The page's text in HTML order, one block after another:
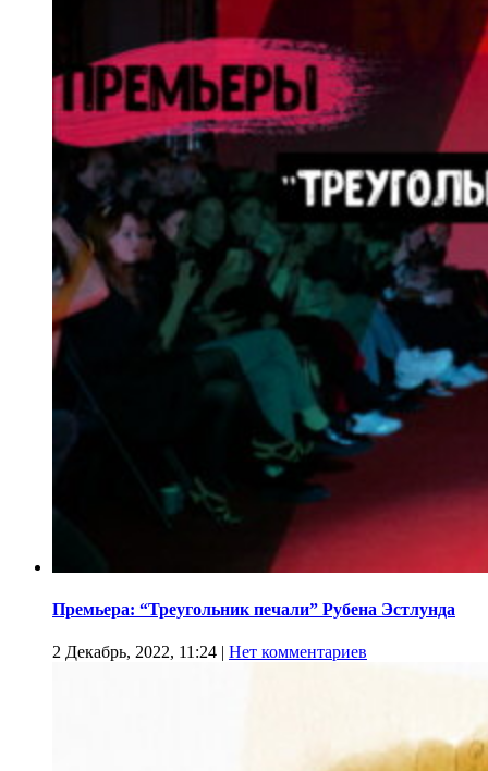
Премьера: “Треугольник печали” Рубена Эстлунда
2 Декабрь, 2022, 11:24 | Нет комментариев